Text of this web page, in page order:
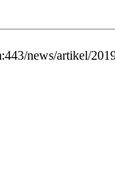
news/artikel/